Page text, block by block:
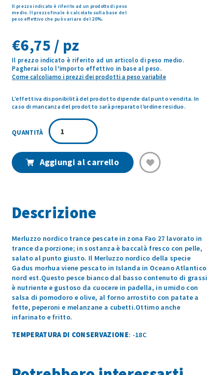
€6,75 / pz
Il prezzo indicato è riferito ad un articolo di peso medio.
Pagherai solo l’importo effettivo in base al peso.
Come calcoliamo i prezzi dei prodotti a peso variabile
L’effettiva disponibilità del prodotto dipende dal punto vendita. In
caso di mancanza del prodotto sarà preparato l’ordine residuo.
MERLUZZO
NORDICO
PORZIONE
quantità
Aggiungi al carrello
Descrizione
Merluzzo nordico trance pescate in zona Fao 27 lavorato in
trance da porzione; in sostanza è baccalà fresco con pelle,
salato al punto giusto. Il Merluzzo nordico della specie
Gadus morhua viene pescato in Islanda in Oceano Atlantico
nord est.Questo pesce bianco dal basso contenuto di grassi
è nutriente e gustoso da cuocere in padella, in umido con
salsa di pomodoro e olive, al forno arrostito con patate a
fette, peperoni e melanzane a cubetti.Ottimo anche
infarinato e fritto.
TEMPERATURA DI CONSERVAZIONE: -18C